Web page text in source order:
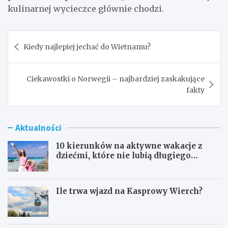
kulinarnej wycieczce głównie chodzi.
wpisu
Kiedy najlepiej jechać do Wietnamu?
Ciekawostki o Norwegii – najbardziej zaskakujące
fakty
Aktualności
10 kierunków na aktywne wakacje z
dziećmi, które nie lubią długiego
Ile trwa wjazd na Kasprowy Wierch?